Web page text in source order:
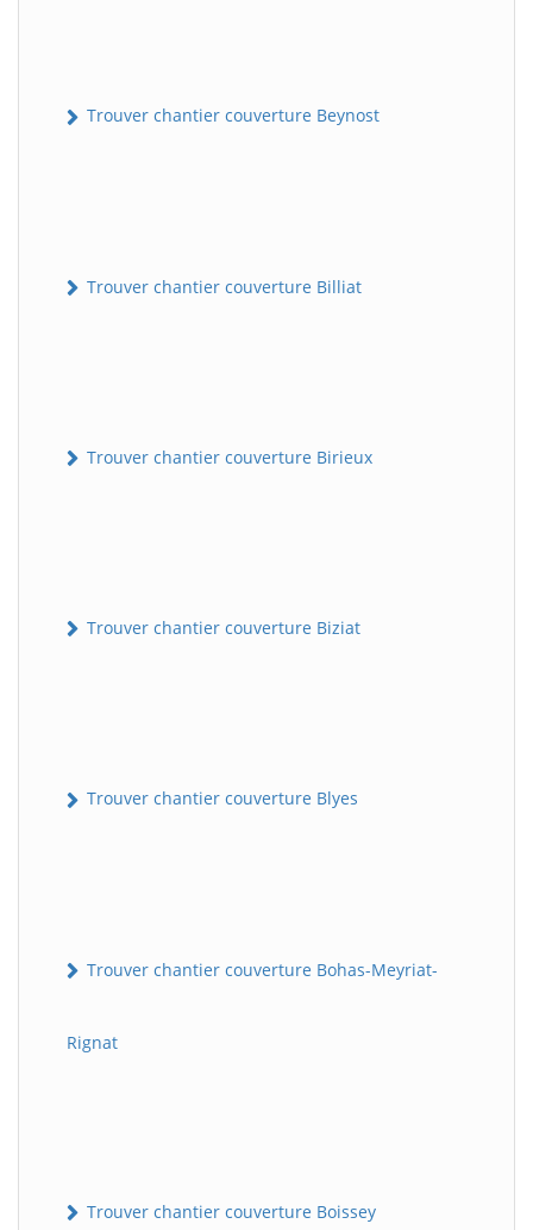
Trouver chantier couverture Beynost
Trouver chantier couverture Billiat
Trouver chantier couverture Birieux
Trouver chantier couverture Biziat
Trouver chantier couverture Blyes
Trouver chantier couverture Bohas-Meyriat-
Rignat
Trouver chantier couverture Boissey